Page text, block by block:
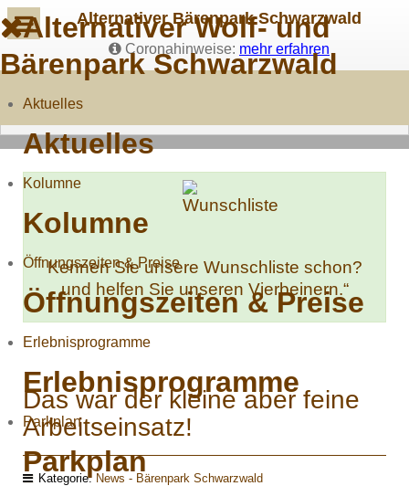
Alternativer Bärenpark Schwarzwald
Coronahinweise: mehr erfahren
Alternativer Wolf- und
Bärenpark Schwarzwald
Aktuelles
Aktuelles
Kolumne
Kolumne
Öffnungszeiten & Preise
Öffnungszeiten & Preise
Erlebnisprogramme
Erlebnisprogramme
Parkplan
Parkplan
Kennen Sie unsere Wunschliste schon?
und helfen Sie unseren Vierbeinern.“
Das war der kleine aber feine
Arbeitseinsatz!
Kategorie: News - Bärenpark Schwarzwald